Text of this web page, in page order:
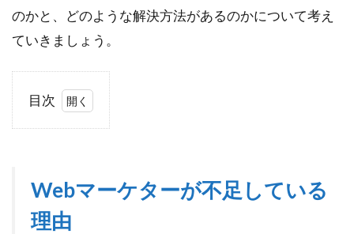
のかと、どのような解決方法があるのかについて考え
ていきましょう。
目次
ーが
不足
して
Webマーケターが不足している
理由